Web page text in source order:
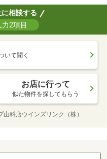
相談する
2項目
いて聞く
お店に行って
似た物件を探してもらう
山科店ウインズリンク（株）